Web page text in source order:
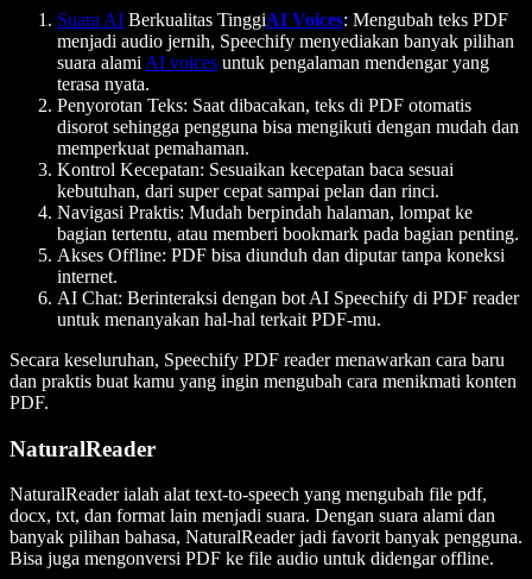
Suara AI Berkualitas TinggiAI Voices: Mengubah teks PDF
menjadi audio jernih, Speechify menyediakan banyak pilihan
suara alami AI voices untuk pengalaman mendengar yang
terasa nyata.
Penyorotan Teks: Saat dibacakan, teks di PDF otomatis
disorot sehingga pengguna bisa mengikuti dengan mudah dan
memperkuat pemahaman.
Kontrol Kecepatan: Sesuaikan kecepatan baca sesuai
kebutuhan, dari super cepat sampai pelan dan rinci.
Navigasi Praktis: Mudah berpindah halaman, lompat ke
bagian tertentu, atau memberi bookmark pada bagian penting.
Akses Offline: PDF bisa diunduh dan diputar tanpa koneksi
internet.
AI Chat: Berinteraksi dengan bot AI Speechify di PDF reader
untuk menanyakan hal-hal terkait PDF-mu.
Secara keseluruhan, Speechify PDF reader menawarkan cara baru
dan praktis buat kamu yang ingin mengubah cara menikmati konten
PDF.
NaturalReader
NaturalReader ialah alat text-to-speech yang mengubah file pdf,
docx, txt, dan format lain menjadi suara. Dengan suara alami dan
banyak pilihan bahasa, NaturalReader jadi favorit banyak pengguna.
Bisa juga mengonversi PDF ke file audio untuk didengar offline.